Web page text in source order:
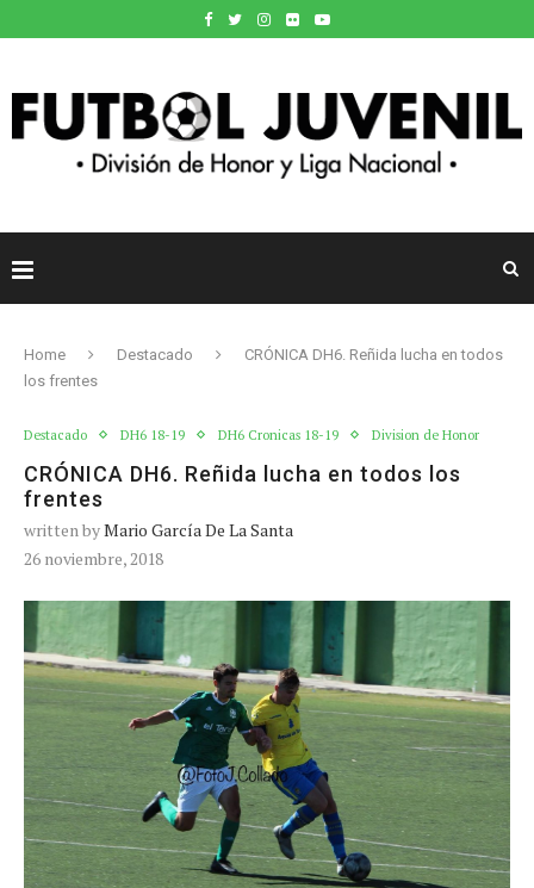
Home Destacado
CRÓNICA DH6. Reñida lucha en todos
los frentes
Destacado DH6 18-19 DH6 Cronicas 18-19 Division de Honor
CRÓNICA DH6. Reñida lucha en todos los
frentes
written byMario García De La Santa
26 noviembre, 2018